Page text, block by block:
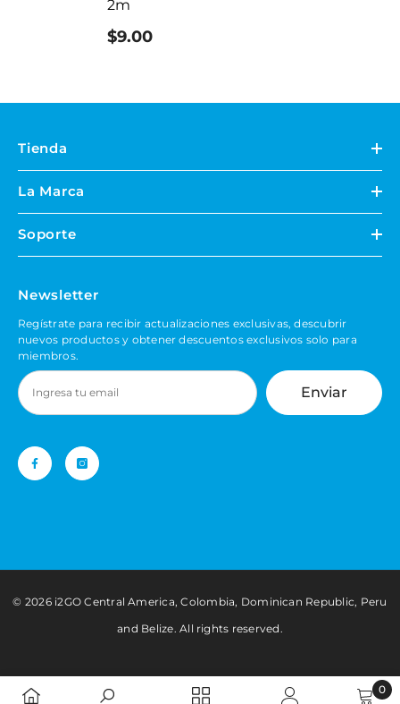
2m
$9.00
Tienda
La Marca
Soporte
Newsletter
Regístrate para recibir actualizaciones exclusivas, descubrir
nuevos productos y obtener descuentos exclusivos solo para
miembros.
Enviar
©️ 2026 i2GO Central America, Colombia, Dominican Republic, Peru
and Belize. All rights reserved.
0